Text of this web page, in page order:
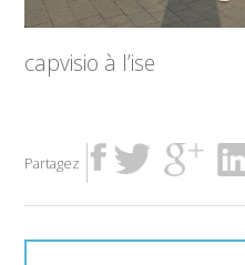
capvisio à l’ise
Partagez